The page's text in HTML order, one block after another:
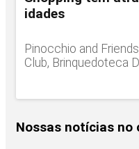
idades
Pinocchio and
Club, Brinquedoteca
Nossas notícias no